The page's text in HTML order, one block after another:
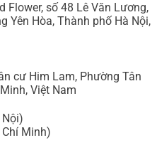
Flower, số 48 Lê Văn Lương,
Yên Hòa, Thành phố Hà Nội,
cư Him Lam, Phường Tân
Việt Nam
Minh)